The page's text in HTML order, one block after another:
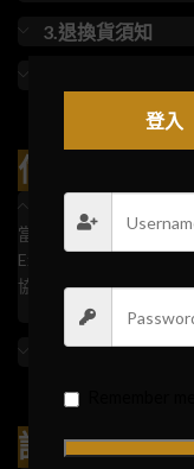
3.退換貨須知
付款查詢
當顧客在網站上已將選
Express 等等支付方式
協助，也可以直接聯繫
2.如果無法在網
訂單查詢
登入